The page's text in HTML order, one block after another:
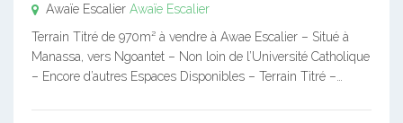
Awaïe Escalier Awaïe Escalier
Terrain Titré de 970m² à vendre à Awae Escalier – Situé à
Manassa, vers Ngoantet – Non loin de l’Université Catholique
– Encore d’autres Espaces Disponibles – Terrain Titré –…